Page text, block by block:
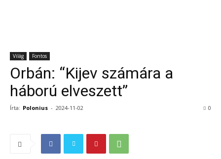
Világ Fontos
Orbán: “Kijev számára a
háború elveszett”
Írta: Polonius - 2024-11-02 0